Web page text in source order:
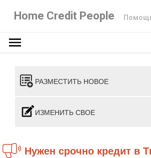
Home Credit People
РАЗМЕСТИТЬ НОВОЕ
ИЗМЕНИТЬ СВОЕ
Нужен срочно кредит в